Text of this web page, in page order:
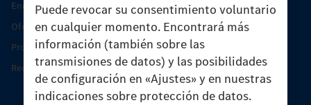
Puede revocar su consentimiento voluntario
en cualquier momento. Encontrará más
información (también sobre las
transmisiones de datos) y las posibilidades
de configuración en «Ajustes» y en nuestras
indicaciones sobre protección de datos.
Encontrar un socio
Oferta de servicio del Unimog
Productos de piezas y servicio
Recambios originales